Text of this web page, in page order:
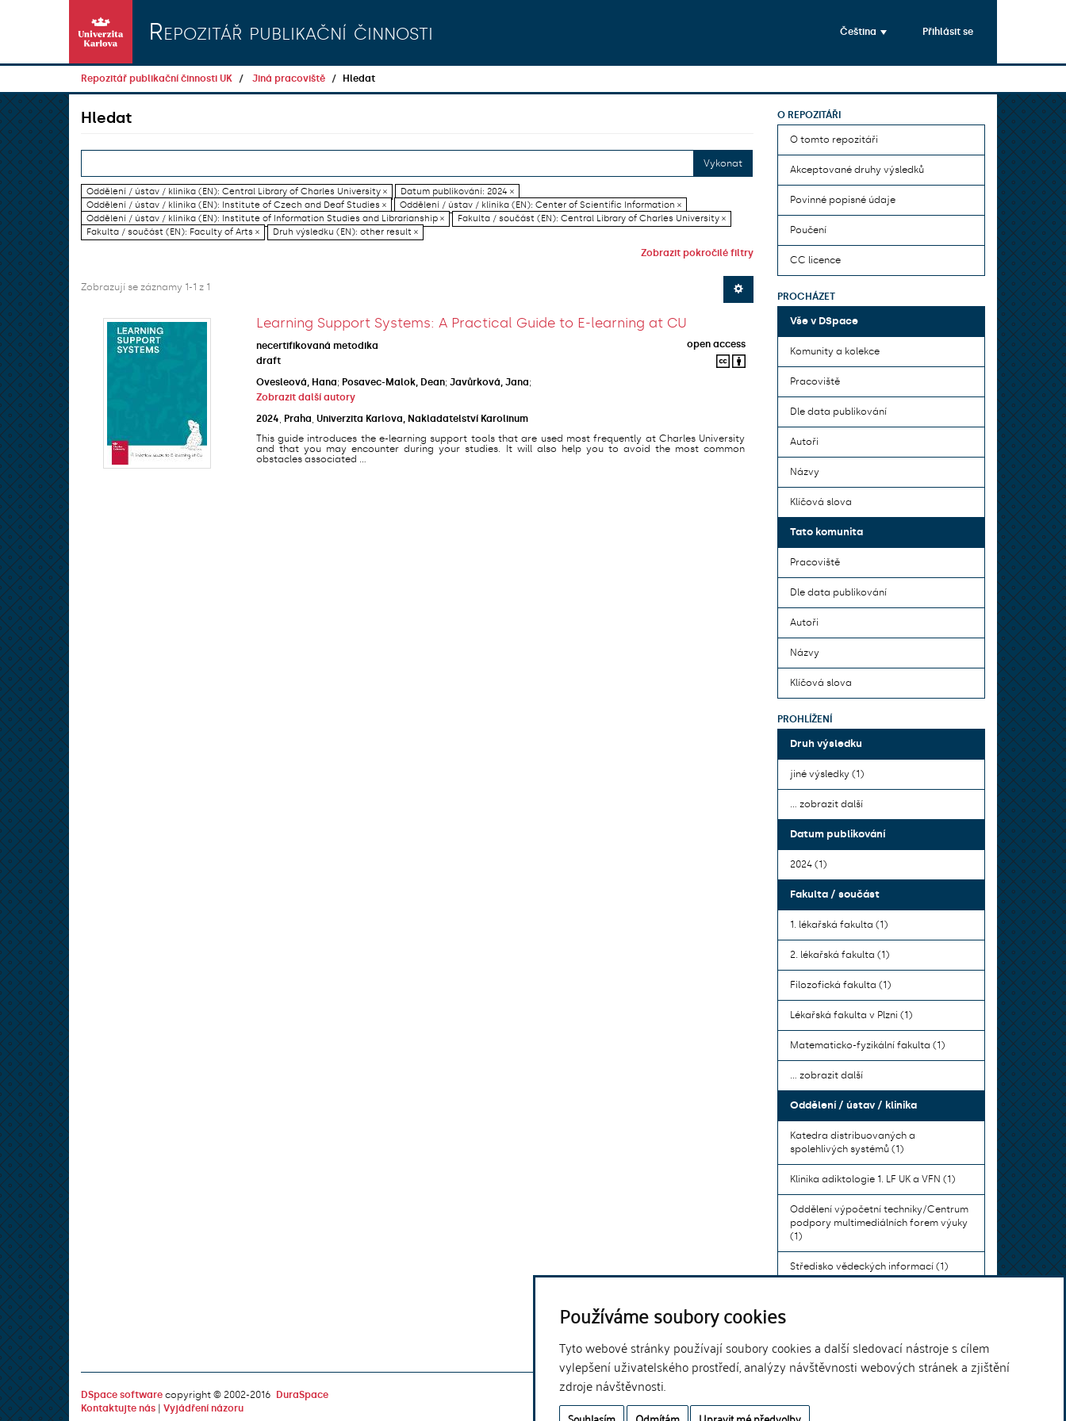
Používáme soubory cookies
Tyto webové stránky používají soubory cookies a další sledovací nástroje s cílem
vylepšení uživatelského prostředí, analýzy návštěvnosti webových stránek a zjištění
zdroje návštěvnosti.
Repozitář publikační činnosti Čeština Přihlásit se
Repozitář publikační činnosti UK Jiná pracoviště Hledat
Hledat
Vykonat
Oddělení / ústav / klinika (EN): Central Library of Charles University ×
Datum publikování: 2024 ×
Oddělení / ústav / klinika (EN): Institute of Czech and Deaf Studies ×
Oddělení / ústav / klinika (EN): Center of Scientific Information ×
Oddělení / ústav / klinika (EN): Institute of Information Studies and Librarianship ×
Fakulta / součást (EN): Central Library of Charles University ×
Fakulta / součást (EN): Faculty of Arts ×
Druh výsledku (EN): other result ×
Zobrazit pokročilé filtry
Zobrazují se záznamy 1-1 z 1
Learning Support Systems: A Practical Guide to E-learning at CU
necertifikovaná metodika
open access
draft
Ovesleová, Hana; Posavec-Malok, Dean; Javůrková, Jana;
Zobrazit další autory
2024
Praha Univerzita Karlova, Nakladatelství Karolinum
This guide introduces the e-learning support tools that are used most frequently at Charles University
and that you may encounter during your studies. It will also help you to avoid the most common
obstacles associated ...
O REPOZITÁŘI
O tomto repozitáři
Akceptované druhy výsledků
Povinné popisné údaje
Poučení
CC licence
PROCHÁZET
Vše v DSpace
Komunity a kolekce
Pracoviště
Dle data publikování
Autoři
Názvy
Klíčová slova
Tato komunita
Pracoviště
Dle data publikování
Autoři
Názvy
Klíčová slova
PROHLÍŽENÍ
Druh výsledku
jiné výsledky (1)
... zobrazit další
Datum publikování
2024 (1)
Fakulta / součást
1. lékařská fakulta (1)
2. lékařská fakulta (1)
Filozofická fakulta (1)
Lékařská fakulta v Plzni (1)
Matematicko-fyzikální fakulta (1)
... zobrazit další
Oddělení / ústav / klinika
Katedra distribuovaných a
spolehlivých systémů (1)
Klinika adiktologie 1. LF UK a VFN (1)
Oddělení výpočetní techniky/Centrum
podpory multimediálních forem výuky
(1)
Středisko vědeckých informací (1)
DSpace software copyright © 2002-2016
DuraSpace
Kontaktujte nás
Vyjádření názoru